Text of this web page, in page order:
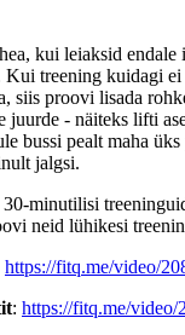
kui leiaksid endale
Kui treening kuidagi
siis proovi lisada
juurde - näiteks lifti
bussi pealt maha
jalgsi.
minutilisi
neid lühikesi
https://fitq.me/video/
: https://fitq.me/video/